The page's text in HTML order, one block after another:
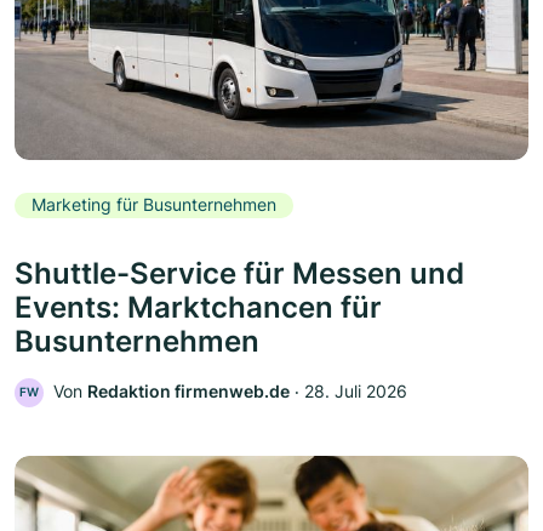
Marketing für Busunternehmen
Shuttle-Service für Messen und
Events: Marktchancen für
Busunternehmen
FW Von Redaktion firmenweb.de ‧ 28. Juli 2026